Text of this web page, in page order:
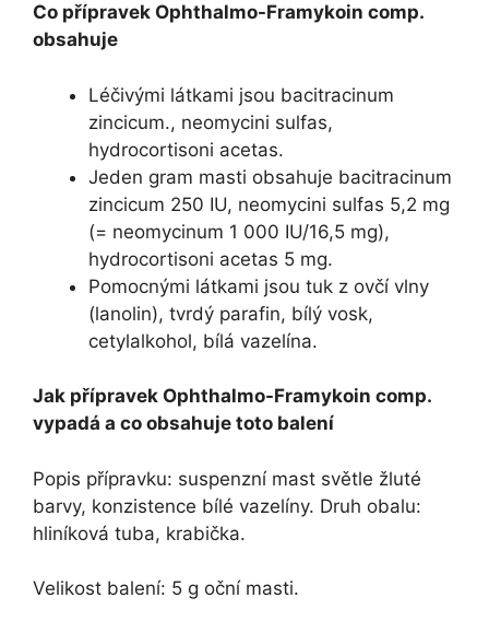
Co přípravek Ophthalmo-Framykoin comp.
obsahuje
Léčivými látkami jsou bacitracinum
zincicum., neomycini sulfas,
hydrocortisoni acetas.
Jeden gram masti obsahuje bacitracinum
zincicum 250 IU, neomycini sulfas 5,2 mg
(= neomycinum 1 000 IU/16,5 mg),
hydrocortisoni acetas 5 mg.
Pomocnými látkami jsou tuk z ovčí vlny
(lanolin), tvrdý parafin, bílý vosk,
cetylalkohol, bílá vazelína.
Jak přípravek Ophthalmo-Framykoin comp.
vypadá a co obsahuje toto balení
Popis přípravku: suspenzní mast světle žluté
barvy, konzistence bílé vazelíny. Druh obalu:
hliníková tuba, krabička.
Velikost balení: 5 g oční masti.